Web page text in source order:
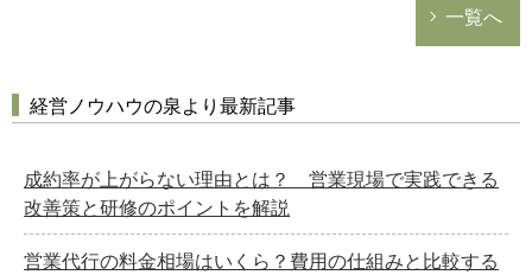
一覧へ
経営ノウハウの泉より最新記事
成約率が上がらない理由とは？ 営業現場で実践できる
改善策と研修のポイントを解説
営業代行の料金相場はいくら？費用の仕組みと比較する